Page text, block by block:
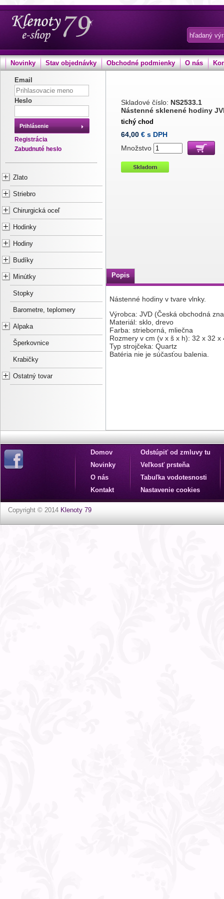
Novinky Stav objednávky Obchodné podmienky O nás
Email
Heslo
Prihlásenie
Registrácia
Zabudnuté heslo
Zlato
Striebro
Chirurgická oceľ
Hodinky
Hodiny
Budíky
Minútky
Stopky
Barometre, teplomery
Alpaka
Šperkovnice
Krabičky
Ostatný tovar
Skladové číslo: NS2533.1
Nástenné sklenené hodiny
tichý chod
64,00 € s DPH
Množstvo
Popis
Nástenné hodiny v tvare vlnky.
Výrobca: JVD (Česká obchodná
Materiál: sklo, drevo
Farba: strieborná, mliečna
Rozmery v cm (v x š x h): 32 x 32 x
Typ strojčeka: Quartz
Batéria nie je súčasťou balenia.
Domov
Novinky
O nás
Kontakt
Odstúpiť od zmluvy tu
Veľkosť prsteňa
Tabuľka vodotesnosti
Nastavenie cookies
Copyright © 2014 Klenoty 79